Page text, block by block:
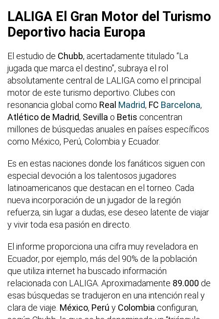
LALIGA El Gran Motor del Turismo
Deportivo hacia Europa
El estudio de Chubb, acertadamente titulado “La
jugada que marca el destino”, subraya el rol
absolutamente central de LALIGA como el principal
motor de este turismo deportivo. Clubes con
resonancia global como Real Madrid, FC Barcelona,
Atlético de Madrid, Sevilla o Betis concentran
millones de búsquedas anuales en países específicos
como México, Perú, Colombia y Ecuador.
Es en estas naciones donde los fanáticos siguen con
especial devoción a los talentosos jugadores
latinoamericanos que destacan en el torneo. Cada
nueva incorporación de un jugador de la región
refuerza, sin lugar a dudas, ese deseo latente de viajar
y vivir toda esa pasión en directo.
El informe proporciona una cifra muy reveladora en
Ecuador, por ejemplo, más del 90% de la población
que utiliza internet ha buscado información
relacionada con LALIGA. Aproximadamente 89.000 de
esas búsquedas se tradujeron en una intención real y
clara de viaje. México, Perú y Colombia configuran,